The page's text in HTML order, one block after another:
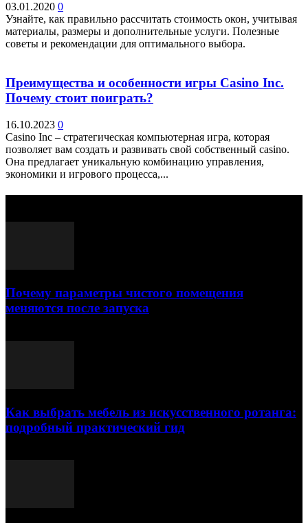
03.01.2020 0
Узнайте, как правильно рассчитать стоимость окон, учитывая
материалы, размеры и дополнительные услуги. Полезные
советы и рекомендации для оптимального выбора.
Преимущества и особенности игры Casino Inc.
Почему стоит поиграть?
16.10.2023 0
Casino Inc – стратегическая компьютерная игра, которая
позволяет вам создать и развивать свой собственный casino.
Она предлагает уникальную комбинацию управления,
экономики и игрового процесса,...
Почему параметры чистого помещения
меняются после запуска
Как выбрать мебель из искусственного ротанга:
подробный практический гид